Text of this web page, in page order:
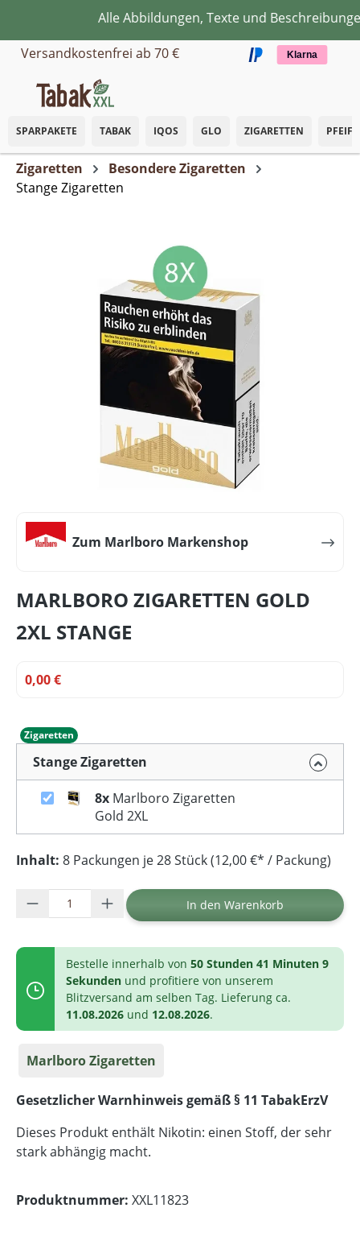
Zum Hauptinhalt springenAlle Abbildungen, Texte und
Versandkostenfrei ab 70 €
Klarna
SPARPAKETE TABAK IQOS GLO ZIGARETTEN
Zigaretten
Besondere Zigaretten
Stange Zigaretten
Zum Marlboro Markenshop
MARLBORO ZIGARETTEN GOLD
2XL STANGE
0,00 €
Zigaretten
Stange Zigaretten
8x Marlboro Zigaretten
Gold 2XL
Inhalt: 8 Packungen je 28 Stück (12,00 €* / Packung)
Produkt Anzahl: Gib den gewünschten
In den Warenkorb
Bestelle innerhalb von 50 Stunden 41 Minuten 9
Sekunden und profitiere von unserem
Blitzversand am selben Tag. Lieferung ca.
11.08.2026 und 12.08.2026.
Marlboro Zigaretten
Gesetzlicher Warnhinweis gemäß § 11 TabakErzV
Dieses Produkt enthält Nikotin: einen Stoff, der sehr
stark abhängig macht.
Produktnummer: XXL11823